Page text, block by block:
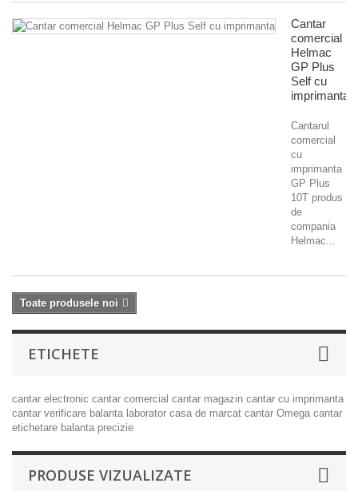
Cantar
comercial
Helmac
GP Plus
Self cu
imprimanta
Cantarul
comercial
cu
imprimanta
GP Plus
10T produs
de
compania
Helmac...
Toate produsele noi
ETICHETE
cantar electronic cantar comercial cantar magazin cantar cu imprimanta
cantar verificare balanta laborator casa de marcat cantar Omega cantar
etichetare balanta precizie
PRODUSE VIZUALIZATE